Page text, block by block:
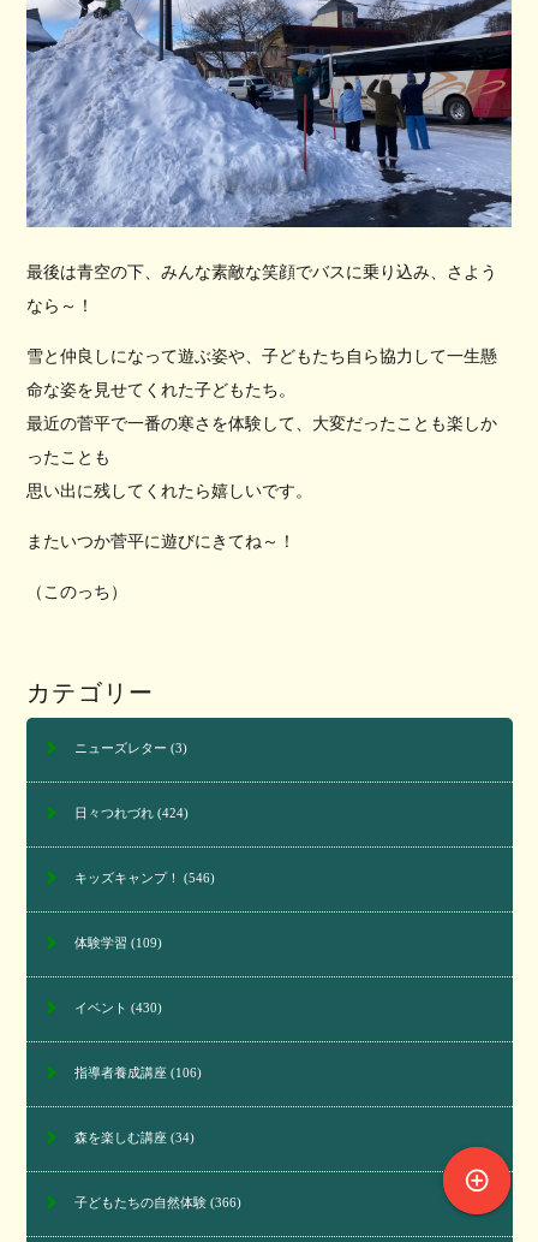
最後は青空の下、みんな素敵な笑顔でバスに乗り込み、さよう
なら～！
雪と仲良しになって遊ぶ姿や、子どもたち自ら協力して一生懸
命な姿を見せてくれた子どもたち。
最近の菅平で一番の寒さを体験して、大変だったことも楽しか
ったことも
思い出に残してくれたら嬉しいです。
またいつか菅平に遊びにきてね～！
（このっち）
カテゴリー
ニューズレター (3)
日々つれづれ(424)
キッズキャンプ！ (546)
体験学習 (109)
イベント (430)
指導者養成講座(106)
森を楽しむ講座(34)
子どもたちの自然体験(366)
control_point